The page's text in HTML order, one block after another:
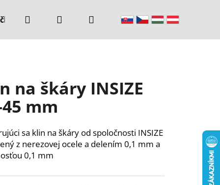
Kontakty
Hľadať PrihlásenieNákupný
na škáry INSIZE
mm
sa klin na škáry od spoločnosti INSIZE
z nerezovej ocele a delením 0,1 mm a
0,1 mm